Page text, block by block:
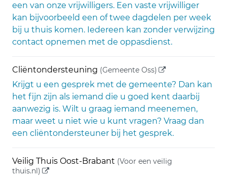
een van onze vrijwilligers. Een vaste vrijwilliger
kan bijvoorbeeld een of twee dagdelen per week
bij u thuis komen. Iedereen kan zonder verwijzing
contact opnemen met de oppasdienst.
Cliëntondersteuning (Gemeente Oss) (externe link)
Krijgt u een gesprek met de gemeente? Dan kan
het fijn zijn als iemand die u goed kent daarbij
aanwezig is. Wilt u graag iemand meenemen,
maar weet u niet wie u kunt vragen? Vraag dan
een cliëntondersteuner bij het gesprek.
Veilig Thuis Oost-Brabant (Voor een veilig
thuis.nl) (externe link)